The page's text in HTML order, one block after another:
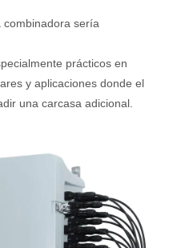
combinadora sería
prácticos en
y aplicaciones donde el
una carcasa adicional.